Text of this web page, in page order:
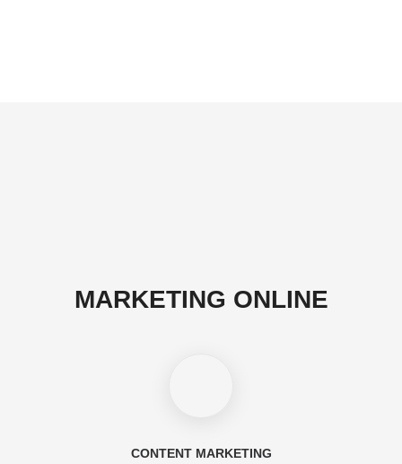
MARKETING ONLINE
CONTENT MARKETING